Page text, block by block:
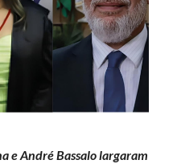
e André Bassalo largaram